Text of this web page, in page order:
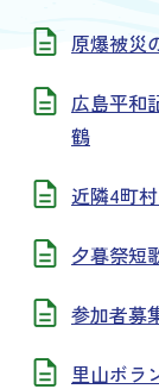
原爆被災
広島平和
鶴
近隣4町
夕暮祭短
参加者募
里山ボラ